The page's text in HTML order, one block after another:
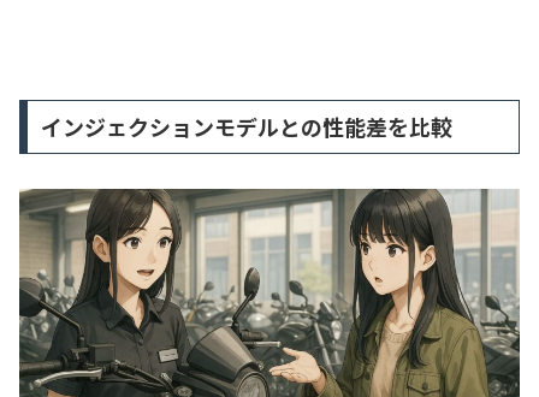
インジェクションモデルとの性能差を比較